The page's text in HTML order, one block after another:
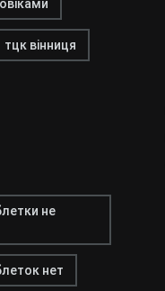
тцк вінниця
не
нет